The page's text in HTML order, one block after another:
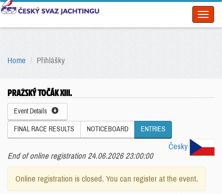
Home Přihlášky
PRAŽSKÝ TOČÁK XIII.
Event Details
FINAL RACE RESULTS NOTICEBOARD ENTRIES
Česky
End of online registration 24.06.2026 23:00:00
Online registration is closed. You can register at the event.